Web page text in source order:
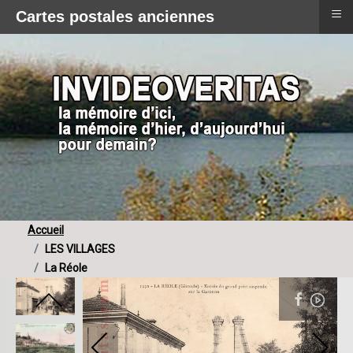
Accueil
LES VILLAGES
La Réole
Cartes postales anciennes ≡